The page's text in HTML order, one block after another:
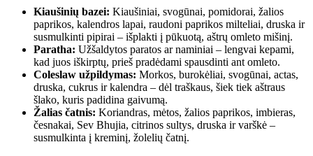
Kiaušinių bazei: Kiaušiniai, svogūnai, pomidorai, žalios
paprikos, kalendros lapai, raudoni paprikos milteliai, druska ir
susmulkinti pipirai – išplakti į pūkuotą, aštrų omleto mišinį.
Paratha: Užšaldytos paratos ar naminiai – lengvai kepami,
kad juos iškirptų, prieš pradėdami spausdinti ant omleto.
Coleslaw užpildymas: Morkos, burokėliai, svogūnai, actas,
druska, cukrus ir kalendra – dėl traškaus, šiek tiek aštraus
šlako, kuris padidina gaivumą.
Žalias čatnis: Koriandras, mėtos, žalios paprikos, imbieras,
česnakai, Sev Bhujia, citrinos sultys, druska ir varškė –
susmulkinta į kreminį, žolelių čatnį.